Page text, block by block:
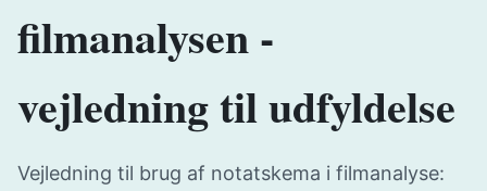
filmanalysen -
vejledning til udfyldelse
Vejledning til brug af notatskema i filmanalyse: